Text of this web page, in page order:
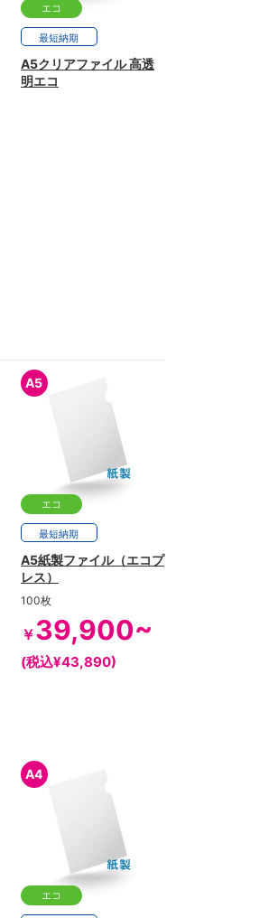
エコ
最短納期
A5クリアファイル 高透
明エコ
A5
エコ
最短納期
A5紙製ファイル（エコプ
レス）
100枚
￥39,900~
(税込¥43,890)
A4
エコ